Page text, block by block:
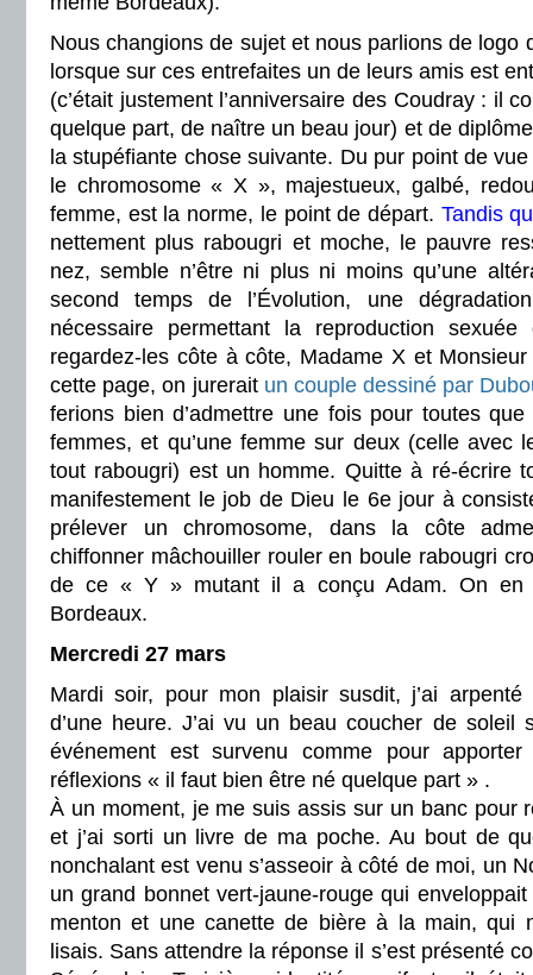
Nous changions de sujet et nous parlions de logo
lorsque sur ces entrefaites un de leurs amis est
(c’était justement l’anniversaire des Coudray : il
quelque part, de naître un beau jour) et de
la stupéfiante chose suivante. Du pur point de
le chromosome « X », majestueux, galbé,
femme, est la norme, le point de départ. Tandis
nettement plus rabougri et moche, le pauvre
nez, semble n’être ni plus ni moins qu’une
second temps de l’Évolution, une
nécessaire permettant la reproduction
regardez-les côte à côte, Madame X et
cette page, on jurerait un couple dessiné par
ferions bien d’admettre une fois pour toutes
femmes, et qu’une femme sur deux (celle avec
tout rabougri) est un homme. Quitte à ré-écrire
manifestement le job de Dieu le 6e jour à
prélever un chromosome, dans la côte
chiffonner mâchouiller rouler en boule rabougri
de ce « Y » mutant il a conçu Adam. On en
Bordeaux.
Mercredi 27 mars
Mardi soir, pour mon plaisir susdit, j’ai arpenté
d’une heure. J’ai vu un beau coucher de soleil
événement est survenu comme pour
réflexions « il faut bien être né quelque part » .
À un moment, je me suis assis sur un banc pour
et j’ai sorti un livre de ma poche. Au bout de
nonchalant est venu s’asseoir à côté de moi, un
un grand bonnet vert-jaune-rouge qui
menton et une canette de bière à la main, qui
lisais. Sans attendre la réponse il s’est présenté